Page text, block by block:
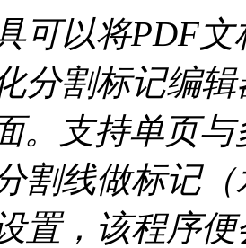
可以将PDF
分割标记编
。支持单页
割线做标记
置，该程序